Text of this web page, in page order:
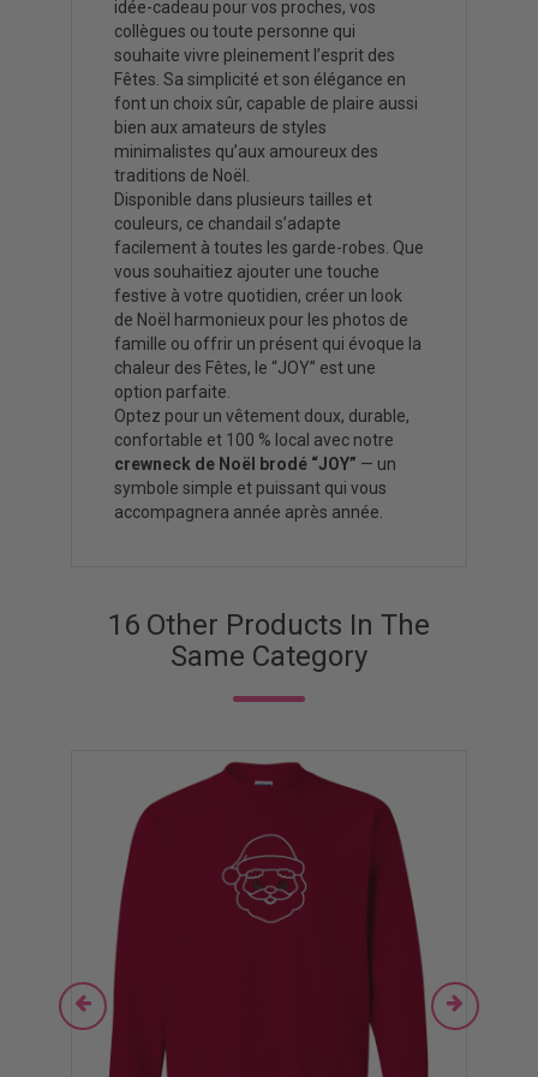
idée-cadeau pour vos proches, vos
collègues ou toute personne qui
souhaite vivre pleinement l’esprit des
Fêtes. Sa simplicité et son élégance en
font un choix sûr, capable de plaire aussi
bien aux amateurs de styles
minimalistes qu’aux amoureux des
traditions de Noël.
Disponible dans plusieurs tailles et
couleurs, ce chandail s’adapte
facilement à toutes les garde-robes. Que
vous souhaitiez ajouter une touche
festive à votre quotidien, créer un look
de Noël harmonieux pour les photos de
famille ou offrir un présent qui évoque la
chaleur des Fêtes, le “JOY” est une
option parfaite.
Optez pour un vêtement doux, durable,
confortable et 100 % local avec notre
crewneck de Noël brodé “JOY” — un
symbole simple et puissant qui vous
accompagnera année après année.
16 Other Products In The
Same Category